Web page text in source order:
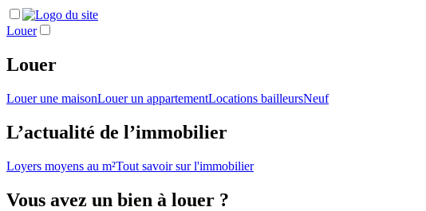
Louer
Louer
Louer une maisonLouer un appartementLocations bailleursNeuf
L’actualité de l’immobilier
Loyers moyens au m²Tout savoir sur l'immobilier
Vous avez un bien à louer ?